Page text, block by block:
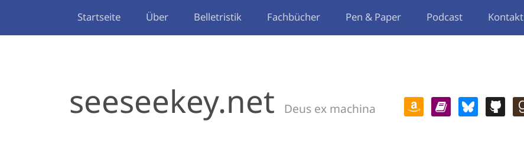
Startseite Über Belletristik Fachbücher Pen & Paper Podcast Kontakt
seeseekey.net Deus ex machina